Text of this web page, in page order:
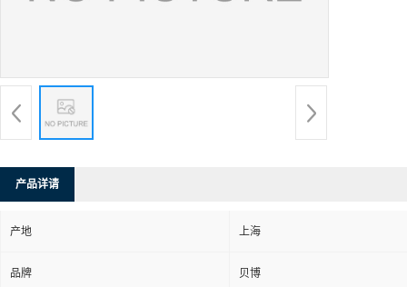
产品详请
产地 上海
品牌 贝博